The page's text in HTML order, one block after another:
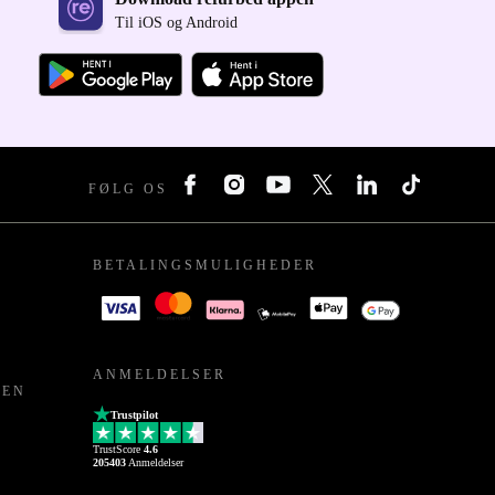
Til iOS og Android
FØLG OS
BETALINGSMULIGHEDER
ANMELDELSER
Trustpilot
TrustScore 4.6
205403 Anmeldelser